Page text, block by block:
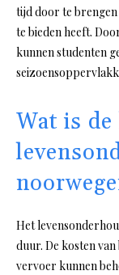
tijd door te
te bieden heeft.
kunnen studenten
Wat is
Het
duur. De kosten
vervoer kunnen